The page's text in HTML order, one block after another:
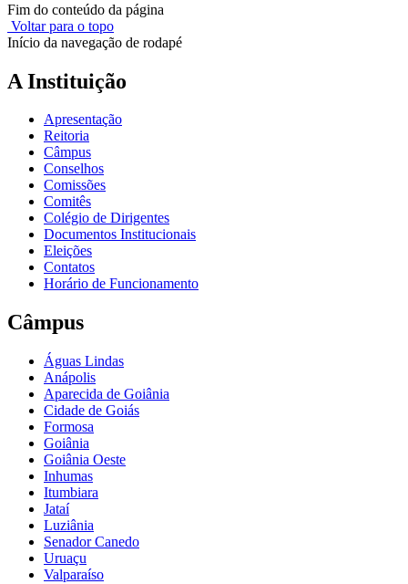
Fim do conteúdo da página
Voltar para o topo
Início da navegação de rodapé
A Instituição
Apresentação
Reitoria
Câmpus
Conselhos
Comissões
Comitês
Colégio de Dirigentes
Documentos Institucionais
Eleições
Contatos
Horário de Funcionamento
Câmpus
Águas Lindas
Anápolis
Aparecida de Goiânia
Cidade de Goiás
Formosa
Goiânia
Goiânia Oeste
Inhumas
Itumbiara
Jataí
Luziânia
Senador Canedo
Uruaçu
Valparaíso